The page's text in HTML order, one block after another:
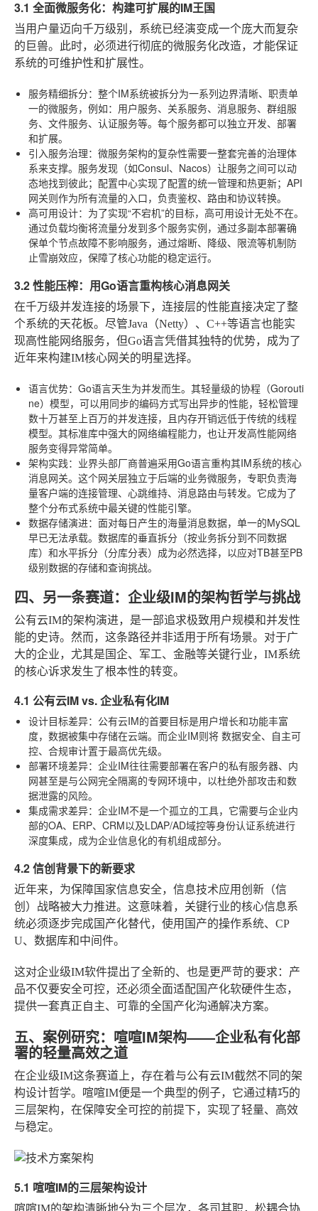
3.1 全面微服务化：构建可扩展的IM王国
当用户量迈向千万级别，系统已经演变成一个庞大而复杂
的巨兽。此时，必须进行彻底的微服务化改造，才能保证
系统的可维护性和扩展性。
服务精细拆分：整个IM系统被拆分为一系列边界清晰、职责单
一的微服务，例如：用户服务、关系服务、消息服务、群组服
务、文件服务、认证服务等。每个服务都可以独立开发、部署
和扩展。
引入服务治理：微服务架构的复杂性需要一整套完善的治理体
系来支撑。服务发现（如Consul、Nacos）让服务之间可以动
态地找到彼此；配置中心实现了配置的统一管理和热更新；API
网关则作为所有流量的入口，负责鉴权、路由和协议转换。
高可用设计：为了实现“不宕机”的目标，高可用设计无处不在。
通过负载均衡将流量分发到多个服务实例，通过多副本部署确
保单个节点故障不影响服务，通过熔断、降级、限流等机制防
止雪崩效应，保障了核心功能的稳定运行。
3.2 性能压榨：用Go语言重构核心消息网关
在千万级并发连接的场景下，连接层的性能直接决定了整
个系统的天花板。尽管Java（Netty）、C++等语言也能实
现高性能网络服务，但Go语言凭借其独特的优势，成为了
近年来构建IM核心网关的明星选择。
语言优势：Go语言天生为并发而生。其轻量级的协程（Gorouti
ne）模型，可以用同步的编码方式写出异步的性能，轻松管理
数十万甚至上百万的并发连接，且内存开销远低于传统的线程
模型。其标准库中强大的网络编程能力，也让开发高性能网络
服务变得异常简单。
架构实践：业界头部厂商普遍采用Go语言重构其IM系统的核心
消息网关。这个网关层独立于后端的业务微服务，专职负责海
量客户端的连接管理、心跳维持、消息路由与转发。它成为了
整个分布式系统中最关键的性能引擎。
数据存储演进：面对每日产生的海量消息数据，单一的MySQL
早已无法承载。数据库的垂直拆分（按业务拆分到不同数据
库）和水平拆分（分库分表）成为必然选择，以应对TB甚至PB
级别数据的存储和查询挑战。
四、另一条赛道：企业级IM的架构哲学与挑战
公有云IM的架构演进，是一部追求极致用户规模和并发性
能的史诗。然而，这条路径并非适用于所有场景。对于广
大的企业，尤其是国企、军工、金融等关键行业，IM系统
的核心诉求发生了根本性的转变。
4.1 公有云IM vs. 企业私有化IM
设计目标差异：公有云IM的首要目标是用户增长和功能丰富
度，数据被集中存储在云端。而企业IM则将 数据安全、自主可
控、合规审计置于最高优先级。
部署环境差异：企业IM往往需要部署在客户的私有服务器、内
网甚至是与公网完全隔离的专网环境中，以杜绝外部攻击和数
据泄露的风险。
集成需求差异：企业IM不是一个孤立的工具，它需要与企业内
部的OA、ERP、CRM以及LDAP/AD域控等身份认证系统进行
深度集成，成为企业信息化的有机组成部分。
4.2 信创背景下的新要求
近年来，为保障国家信息安全，信息技术应用创新（信
创）战略被大力推进。这意味着，关键行业的核心信息系
统必须逐步完成国产化替代，使用国产的操作系统、CP
U、数据库和中间件。
这对企业级IM软件提出了全新的、也是更严苛的要求：产
品不仅要安全可控，还必须全面适配国产化软硬件生态，
提供一套真正自主、可靠的全国产化沟通解决方案。
五、案例研究：喧喧IM架构——企业私有化部
署的轻量高效之道
在企业级IM这条赛道上，存在着与公有云IM截然不同的架
构设计哲学。喧喧IM便是一个典型的例子，它通过精巧的
三层架构，在保障安全可控的前提下，实现了轻量、高效
与稳定。
5.1 喧喧IM的三层架构设计
喧喧IM的架构清晰地分为三个层次，各司其职，松耦合协